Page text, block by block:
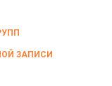
ЗАПИСИ